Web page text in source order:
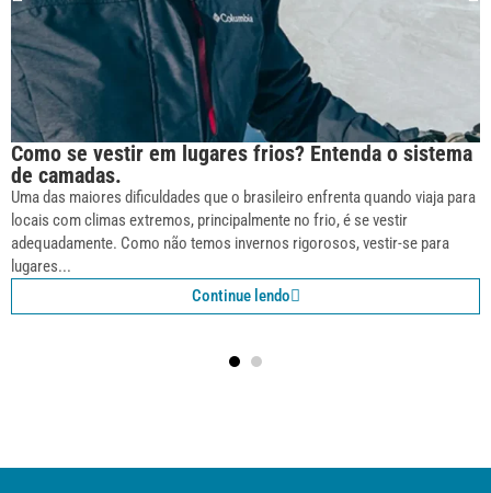
Como se vestir em lugares frios? Entenda o sistema
de camadas.
Uma das maiores dificuldades que o brasileiro enfrenta quando viaja para
locais com climas extremos, principalmente no frio, é se vestir
adequadamente. Como não temos invernos rigorosos, vestir-se para
lugares...
Continue lendo